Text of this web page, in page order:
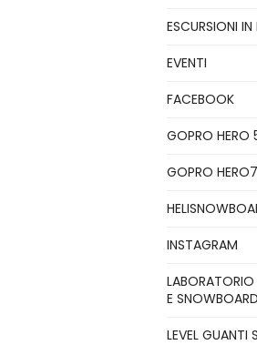
ESCURSIONI
EVENTI
FACEBOOK
GOPRO HERO
GOPRO HERO7
INSTAGRAM
LABORATORIO
E SNOWBOARD
LEVEL GUANTI